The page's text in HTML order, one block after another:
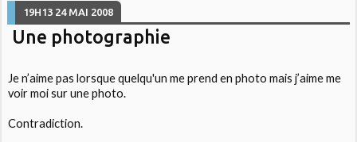
19H13 24 MAI 2008
Une photographie
Je n’aime pas lorsque quelqu'un me prend en photo mais j’aime me
voir moi sur une photo.
Contradiction.